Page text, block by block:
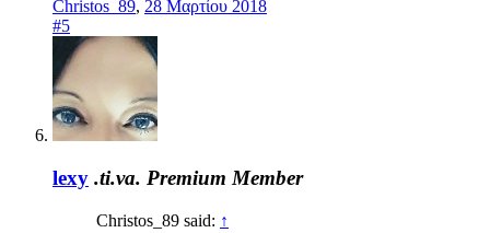
Christos_89, 28 Μαρτίου 2018
#5
lexy .ti.va. Premium Member
Christos_89 said: ↑